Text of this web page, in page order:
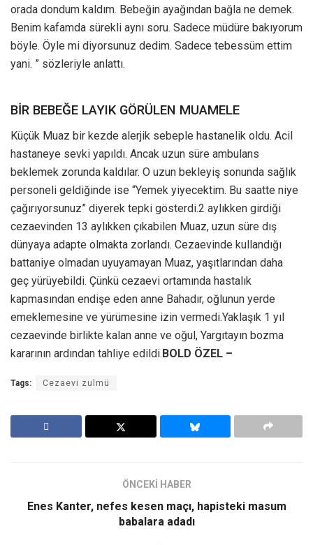
orada dondum kaldım. Bebeğin ayağından bağla ne demek.
Benim kafamda sürekli aynı soru. Sadece müdüre bakıyorum
böyle. Öyle mi diyorsunuz dedim. Sadece tebessüm ettim
yani. ” sözleriyle anlattı.
BİR BEBEĞE LAYIK GÖRÜLEN MUAMELE
Küçük Muaz bir kezde alerjik sebeple hastanelik oldu. Acil
hastaneye sevki yapıldı. Ancak uzun süre ambulans
beklemek zorunda kaldılar. O uzun bekleyiş sonunda sağlık
personeli geldiğinde ise “Yemek yiyecektim. Bu saatte niye
çağırıyorsunuz” diyerek tepki gösterdi.2 aylıkken girdiği
cezaevinden 13 aylıkken çıkabilen Muaz, uzun süre dış
dünyaya adapte olmakta zorlandı. Cezaevinde kullandığı
battaniye olmadan uyuyamayan Muaz, yaşıtlarından daha
geç yürüyebildi. Çünkü cezaevi ortamında hastalık
kapmasından endişe eden anne Bahadır, oğlunun yerde
emeklemesine ve yürümesine izin vermedi.Yaklaşık 1 yıl
cezaevinde birlikte kalan anne ve oğul, Yargıtayın bozma
kararının ardından tahliye edildi. BOLD ÖZEL –
Tags: Cezaevi zulmü
ÖNCEKİ HABER
Enes Kanter, nefes kesen maçı, hapisteki masum
babalara adadı